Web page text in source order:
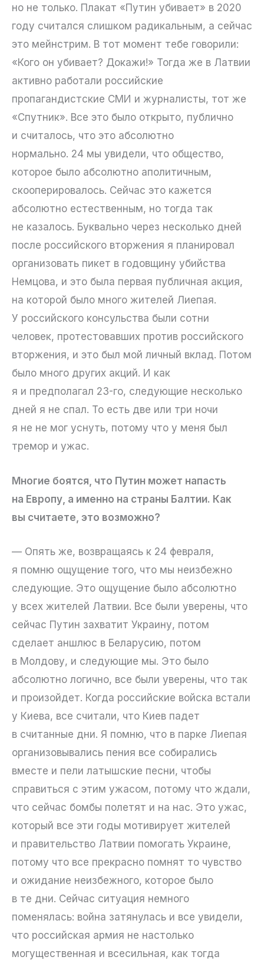
но не только. Плакат «Путин убивает» в 2020
году считался слишком радикальным, а сейчас
это мейнстрим. В тот момент тебе говорили:
«Кого он убивает? Докажи!» Тогда же в Латвии
активно работали российские
пропагандистские СМИ и журналисты, тот же
«Спутник». Все это было открыто, публично
и считалось, что это абсолютно
нормально. 24 мы увидели, что общество,
которое было абсолютно аполитичным,
скооперировалось. Сейчас это кажется
абсолютно естественным, но тогда так
не казалось. Буквально через несколько дней
после российского вторжения я планировал
организовать пикет в годовщину убийства
Немцова, и это была первая публичная акция,
на которой было много жителей Лиепая.
У российского консульства были сотни
человек, протестовавших против российского
вторжения, и это был мой личный вклад. Потом
было много других акций. И как
я и предполагал 23-го, следующие несколько
дней я не спал. То есть две или три ночи
я не не мог уснуть, потому что у меня был
тремор и ужас.
Многие боятся, что Путин может напасть
на Европу, а именно на страны Балтии. Как
вы считаете, это возможно?
— Опять же, возвращаясь к 24 февраля,
я помню ощущение того, что мы неизбежно
следующие. Это ощущение было абсолютно
у всех жителей Латвии. Все были уверены, что
сейчас Путин захватит Украину, потом
сделает аншлюс в Беларусию, потом
в Молдову, и следующие мы. Это было
абсолютно логично, все были уверены, что так
и произойдет. Когда российские войска встали
у Киева, все считали, что Киев падет
в считанные дни. Я помню, что в парке Лиепая
организовывались пения все собирались
вместе и пели латышские песни, чтобы
справиться с этим ужасом, потому что ждали,
что сейчас бомбы полетят и на нас. Это ужас,
который все эти годы мотивирует жителей
и правительство Латвии помогать Украине,
потому что все прекрасно помнят то чувство
и ожидание неизбежного, которое было
в те дни. Сейчас ситуация немного
поменялась: война затянулась и все увидели,
что российская армия не настолько
могущественная и всесильная, как тогда